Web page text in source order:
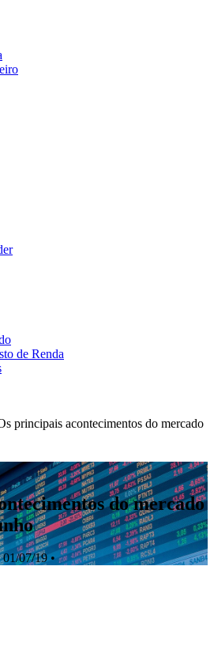
de Renda
principais acontecimentos do mercado
do mercado
07/19 •